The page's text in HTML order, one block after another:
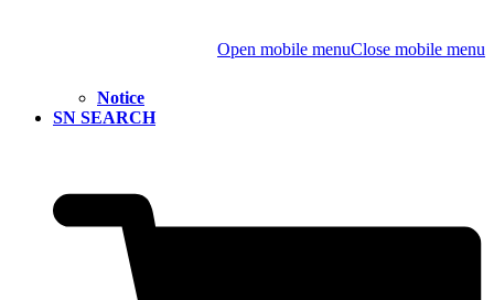
Notice
SN SEARCH
Open mobile menuClose mobile menu